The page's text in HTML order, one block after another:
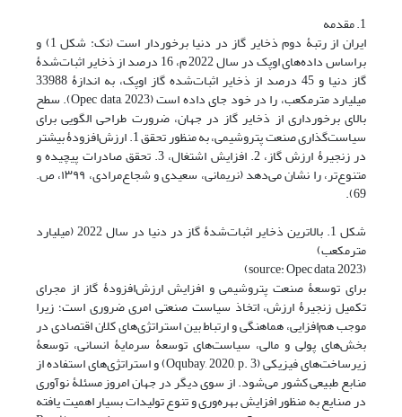
1. مقدمه
ایران از رتبۀ دوم ذخایر گاز در دنیا برخوردار است (نک: شکل 1) و
براساس داده‌های اوپک در سال 2022 م، 16 درصد از ذخایر اثبات‌شدۀ
گاز دنیا و 45 درصد از ذخایر اثبات‌شده گاز اوپک، به اندازۀ 33988
میلیارد مترمکعب، را در خود جای داده است ‏(Opec data, 2023). سطح
بالای برخورداری از ذخایر گاز در جهان، ضرورت طراحی الگویی برای
سیاست‌گذاری صنعت پتروشیمی، به منظور تحقق 1. ارزش‌افزودۀ بیشتر
در زنجیرۀ ارزش گاز، 2. افزایش اشتغال، 3. تحقق صادرات پیچیده و
متنوع‌تر، را نشان می‌دهد ‏(نریمانی، سعیدی و شجاع‌مرادی، ۱۳۹۹، ص.
69).
شکل 1. بالاترین ذخایر اثبات‌شدۀ گاز در دنیا در سال 2022 (میلیارد
مترمکعب)
(source: Opec data, 2023)
برای توسعۀ صنعت پتروشیمی و افزایش ارزش‌افزودۀ گاز از مجرای
تکمیل زنجیرۀ ارزش، اتخاذ سیاست صنعتی امری ضروری است؛ زیرا
موجب هم‌افزایی، هماهنگی و ارتباط بین استراتژی‌های کلان اقتصادی در
بخش‌های پولی و مالی، سیاست‌های توسعۀ سرمایۀ انسانی، توسعۀ
زیرساخت‌های فیزیکی ‏(Oqubay, 2020, p. 3) و استراتژی‌های استفاده از
منابع طبیعی کشور می‌شود. از سوی دیگر در جهان امروز مسئلۀ نوآوری
در صنایع به منظور افزایش بهره‌وری و تنوع تولیدات بسیار اهمیت یافته